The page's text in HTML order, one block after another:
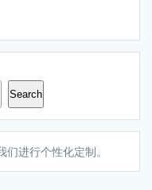
Search
进行个性化定制。